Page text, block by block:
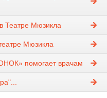
Театре Мюзикла
Мюзикла
помогает врачам